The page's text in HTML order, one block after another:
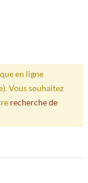
en ligne
Vous souhaitez
recherche de